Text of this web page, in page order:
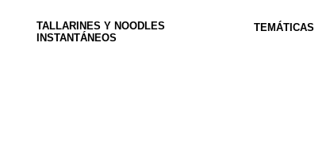
TALLARINES Y NOODLES
INSTANTÁNEOS
TEMÁTICAS